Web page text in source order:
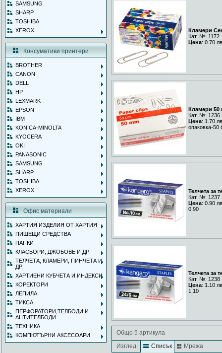
SAMSUNG
SHARP
TOSHIBA
XEROX
Консумативи принтери
BROTHER
CANON
DELL
HP
LEXMARK
EPSON
IBM
KONICA-MINOLTA
KYOCERA
OKI
PANASONIC
SAMSUNG
SHARP
TOSHIBA
XEROX
Офис материали
ХАРТИЯ ИЗДЕЛИЯ ОТ ХАРТИЯ
ПИШЕЩИ СРЕДСТВА
ПАПКИ
КЛАСЬОРИ, ДЖОБОВЕ И ДР.
ТЕЛЧЕТА, КЛАМЕРИ, ПИНЧЕТА И
ДР.
ХАРТИЕНИ КУБЧЕТА И ИНДЕКСИ
КОРЕКТОРИ
ЛЕПИЛА
ТИКСА
ПЕРФОРАТОРИ,ТЕЛБОДИ И
АНТИТЕЛБОДИ
ТЕХНИКА
КОМПЮТЪРНИ АКСЕСОАРИ
Кламери
Кат. №: 1172
Цена: 0.70
Кламери 50
Кат. №: 1236
Цена: 1.70
опаковка-50
Телчета за
Кат. №: 1237
Цена: 0.90
0.90
Телчета за
Кат. №: 1238
Цена: 1.10
1.10
Общо 5 артикула
Изглед:
Списък Мрежа